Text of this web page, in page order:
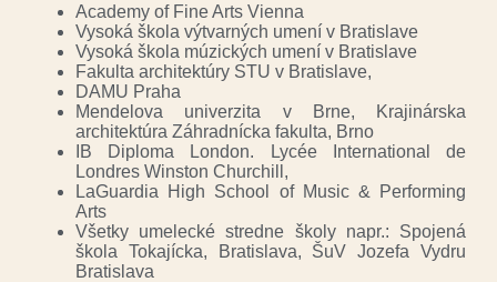
Academy of Fine Arts Vienna
Vysoká škola výtvarných umení v Bratislave
Vysoká škola múzických umení v Bratislave
Fakulta architektúry STU v Bratislave,
DAMU Praha
Mendelova univerzita v Brne, Krajinárska
architektúra Záhradnícka fakulta, Brno
IB Diploma London. Lycée International de
Londres Winston Churchill,
LaGuardia High School of Music & Performing
Arts
Všetky umelecké stredne školy napr.: Spojená
škola Tokajícka, Bratislava, ŠuV Jozefa Vydru
Bratislava